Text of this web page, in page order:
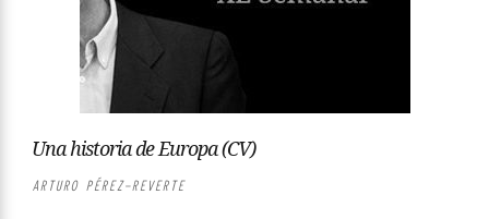
Una historia de Europa (CV)
ARTURO PÉREZ-REVERTE